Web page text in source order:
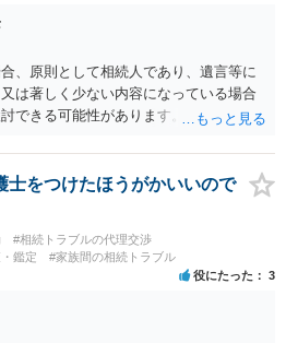
、原則として相続人であり、遺言等に
は著しく少ない内容になっている場合
できる可能性があります。ただし、
されている可能性があります。相続登
取得したことを知った日から３年以内
方、遺留分侵害額請求は、相続開始お
贈があったことを知った時から１年で
開始から１０年が経過すると、認識の
なります。 奥様がご両親の死亡を最近
討する必要があります。ただし、死亡
とですので、早急に戸籍、遺言の有
士をつけたほうがかいいので
#相続トラブルの代理交渉
鑑定 #家族間の相続トラブル
役にたった 3